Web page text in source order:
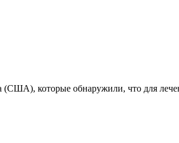
которые обнаружили, что для